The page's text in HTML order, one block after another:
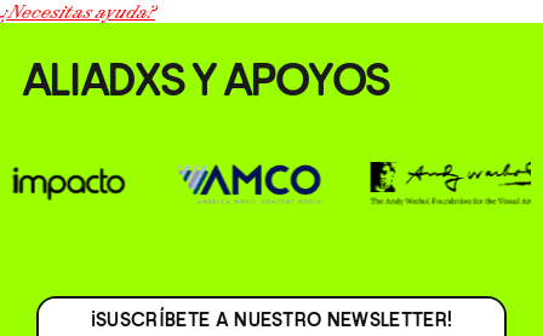
¿Necesitas ayuda?
ALIADXS Y APOYOS
¡SUSCRÍBETE A NUESTRO NEWSLETTER!